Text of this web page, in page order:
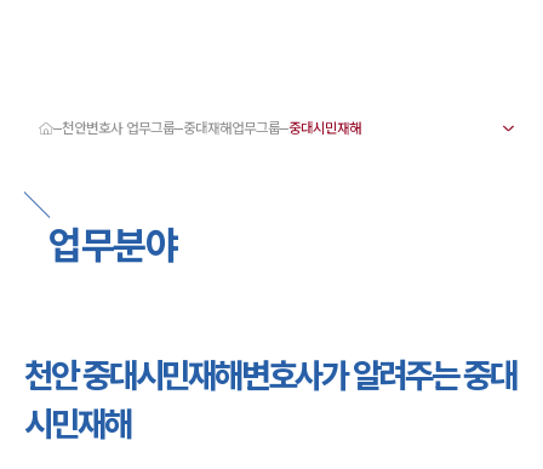
서울·대전·천안변호사
천안형사전문변호사
천안이혼전문변호사
천안학교폭력변호사
천안변호사 주요 업무사례
천안 분사무소 오시는 길
천안변호사상담 상담접수
채용정보
천안변호사 업무그룹 중대재해업무그룹
업무분야
천안 중대시민재해변호사가 알려주는 중대
시민재해